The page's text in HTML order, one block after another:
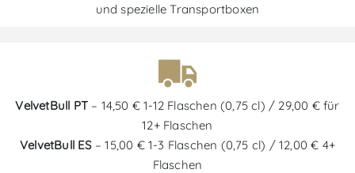
und spezielle Transportboxen
VelvetBull PT – 14,50 € 1-12 Flaschen (0,75 cl) / 29,00 € für
12+ Flaschen
VelvetBull ES– 15,00 € 1-3 Flaschen (0,75 cl) / 12,00 € 4+
Flaschen